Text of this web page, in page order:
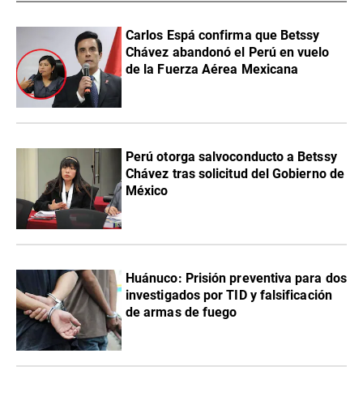
Carlos Espá confirma que Betssy
Chávez abandonó el Perú en vuelo
de la Fuerza Aérea Mexicana
Perú otorga salvoconducto a Betssy
Chávez tras solicitud del Gobierno de
México
Huánuco: Prisión preventiva para dos
investigados por TID y falsificación
de armas de fuego